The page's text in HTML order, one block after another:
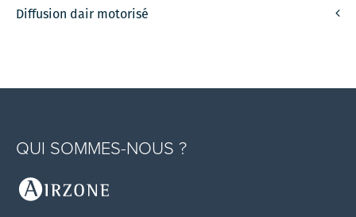
Diffusion dair motorisé
QUI SOMMES-NOUS ?